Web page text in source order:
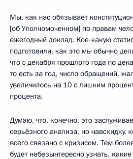
Мы, как нас обязывает
[об Уполномоченном] по правам
ежегодный доклад. Кое‑какую
подготовили, как это мы обычно
что с декабря прошлого года по
то есть за год, число обращений,
увеличилось на 10 с лишним
процента.
Думаю, что, конечно, это
серьёзного анализа, но навскидку,
всего связано с кризисом. Тем
будет небезынтересно узнать,